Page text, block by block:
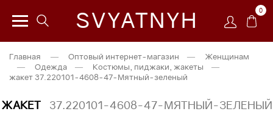
SVYATNYH 0
Главная — Оптовый интернет-магазин —
Женщинам
—
Одежда — Костюмы, пиджаки, жакеты
—
жакет 37.220101-4608-47-Мятный-зеленый
ЖАКЕТ 37.220101-4608-47-МЯТНЫЙ-ЗЕЛЕНЫЙ